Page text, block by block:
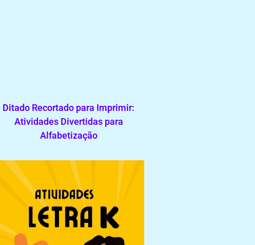
Ditado Recortado para Imprimir:
Atividades Divertidas para
Alfabetização